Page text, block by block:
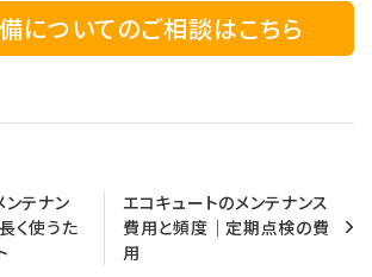
についてのご相談はこちら
ンテナン
く使うた
エコキュートのメンテナンス
費用と頻度｜定期点検の費
用